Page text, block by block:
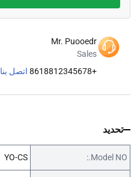
Mr. Puooedr
Sales
+8618812345678
اتصل بنا
تحديد
Model NO.:
YO-CS